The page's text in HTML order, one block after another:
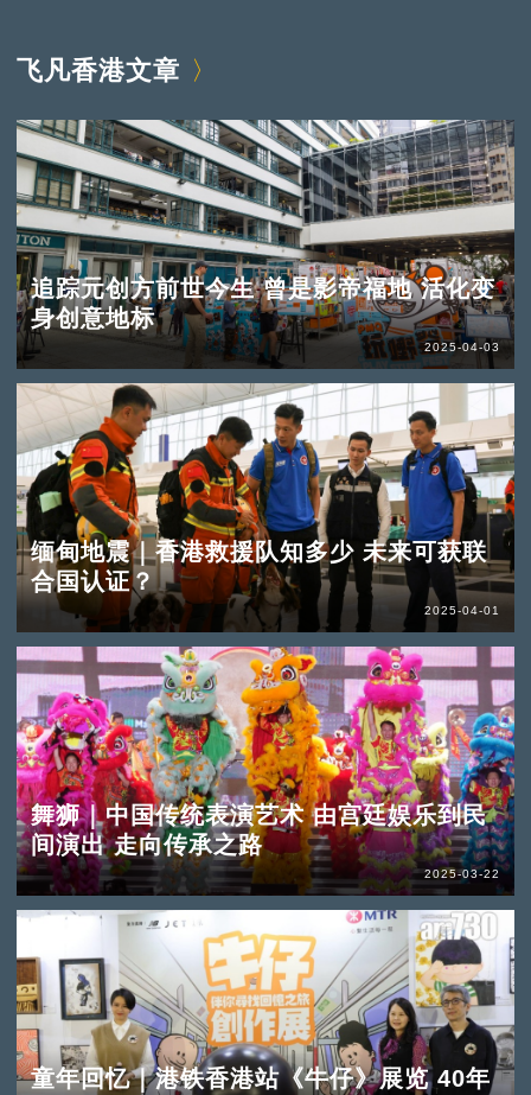
飞凡香港文章
追踪元创方前世今生 曾是影帝福地 活化变
身创意地标
2025-04-03
缅甸地震｜香港救援队知多少 未来可获联
合国认证？
2025-04-01
舞狮｜中国传统表演艺术 由宫廷娱乐到民
间演出 走向传承之路
2025-03-22
童年回忆｜港铁香港站《牛仔》展览 40年